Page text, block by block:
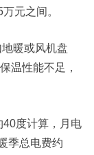
元之间。
暖或风机盘
温性能不足，
度计算，月电
季总电费约